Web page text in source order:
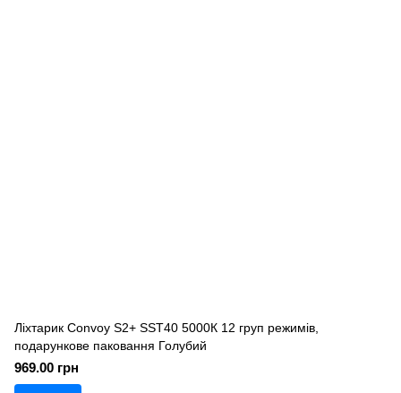
Ліхтарик Convoy S2+ SST40 5000К 12 груп режимів,
подарункове паковання Голубий
969.00 грн